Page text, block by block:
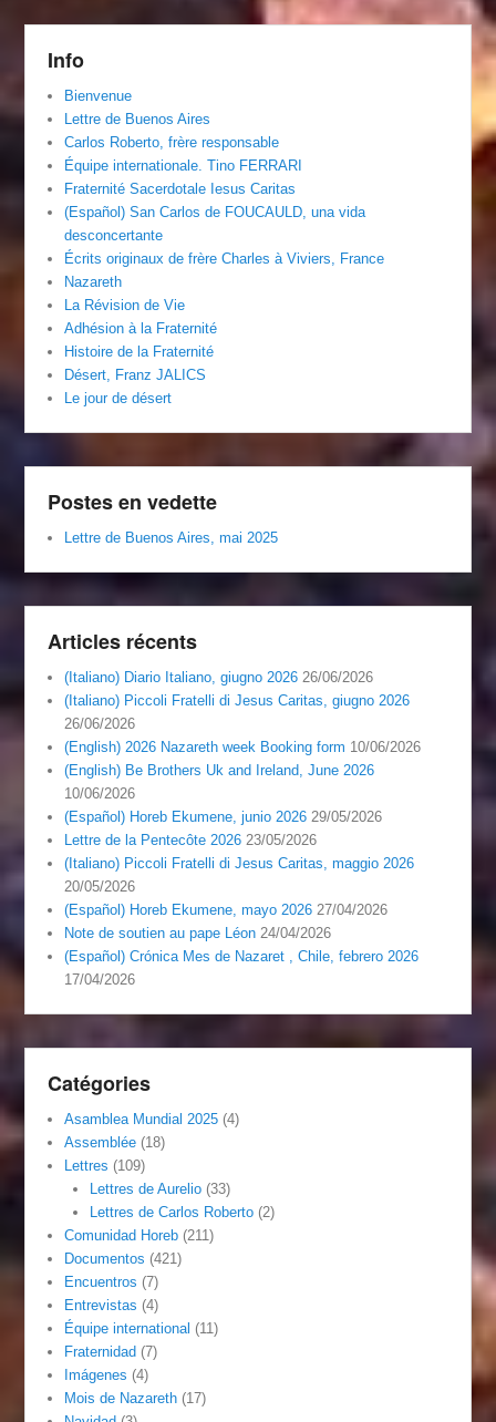
Info
Bienvenue
Lettre de Buenos Aires
Carlos Roberto, frère responsable
Équipe internationale. Tino FERRARI
Fraternité Sacerdotale Iesus Caritas
(Español) San Carlos de FOUCAULD, una vida
desconcertante
Écrits originaux de frère Charles à Viviers, France
Nazareth
La Révision de Vie
Adhésion à la Fraternité
Histoire de la Fraternité
Désert, Franz JALICS
Le jour de désert
Postes en vedette
Lettre de Buenos Aires, mai 2025
Articles récents
(Italiano) Diario Italiano, giugno 2026 26/06/2026
(Italiano) Piccoli Fratelli di Jesus Caritas, giugno 2026
26/06/2026
(English) 2026 Nazareth week Booking form 10/06/2026
(English) Be Brothers Uk and Ireland, June 2026
10/06/2026
(Español) Horeb Ekumene, junio 2026 29/05/2026
Lettre de la Pentecôte 2026 23/05/2026
(Italiano) Piccoli Fratelli di Jesus Caritas, maggio 2026
20/05/2026
(Español) Horeb Ekumene, mayo 2026 27/04/2026
Note de soutien au pape Léon 24/04/2026
(Español) Crónica Mes de Nazaret , Chile, febrero 2026
17/04/2026
Catégories
Asamblea Mundial 2025 (4)
Assemblée (18)
Lettres (109)
Lettres de Aurelio(33)
Lettres de Carlos Roberto(2)
Comunidad Horeb (211)
Documentos (421)
Encuentros (7)
Entrevistas (4)
Équipe international (11)
Fraternidad (7)
Imágenes (4)
Mois de Nazareth (17)